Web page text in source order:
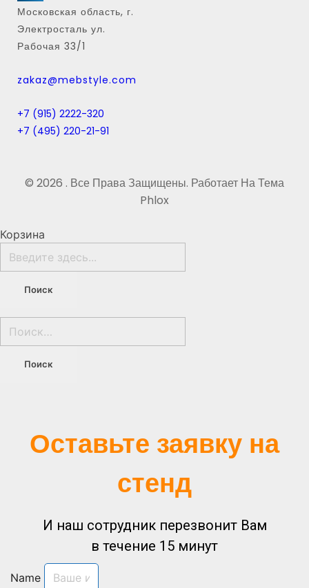
Московская область, г.
Электросталь ул.
Рабочая 33/1
zakaz@mebstyle.com
+7 (915) 2222-320
+7 (495) 220-21-91
© 2026 . Все Права Защищены. Работает НаТема
Phlox
Корзина
Оставьте заявку на
стенд
И наш сотрудник перезвонит Вам
в течение 15 минут
Name